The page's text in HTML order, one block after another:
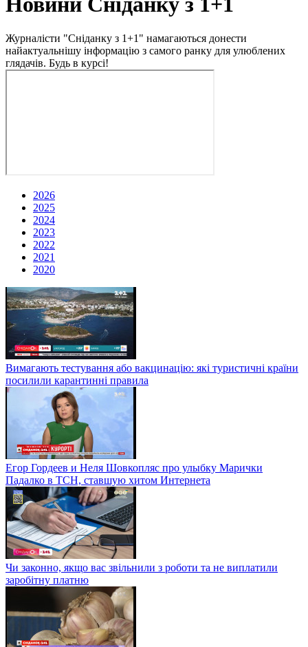
Журналісти "Сніданку з 1+1" намагаються донести
найактуальнішу інформацію з самого ранку для улюблених
глядачів. Будь в курсі!
2026
2025
2024
2023
2022
2021
2020
Вимагають тестування або вакцинацію: які туристичні країни
посилили карантинні правила
Егор Гордеев и Неля Шовкопляс про улыбку Марички
Падалко в ТСН, ставшую хитом Интернета
Чи законно, якщо вас звільнили з роботи та не виплатили
заробітну платню